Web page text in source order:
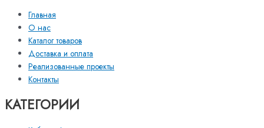
Главная
О нас
Каталог товаров
Доставка и оплата
Реализованные проекты
Контакты
КАТЕГОРИИ